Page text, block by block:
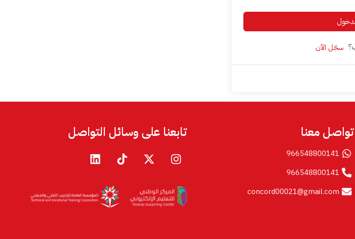
سجّل الآن
تواصل معنا
966548800141
966548800141
concord00021@gmail.com
تابعنا على وسائل التواصل